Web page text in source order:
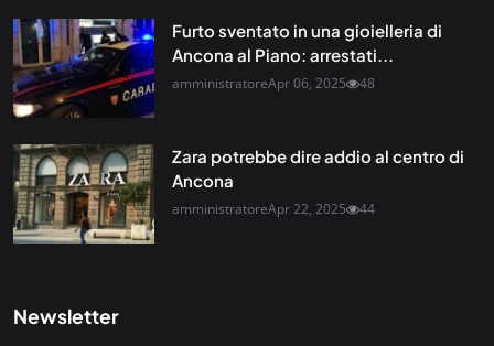
Furto sventato in una gioielleria di
Ancona al Piano: arrestati...
amministratoreApr 06, 2025 48
Zara potrebbe dire addio al centro di
Ancona
amministratoreApr 22, 2025 44
Newsletter